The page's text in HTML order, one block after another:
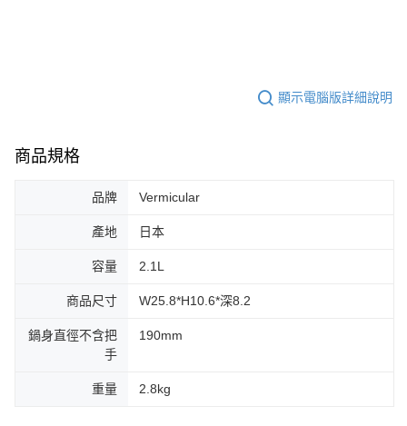
顯示電腦版詳細說明
商品規格
品牌 Vermicular
產地 日本
容量 2.1L
商品尺寸 W25.8*H10.6*深8.2
鍋身直徑不含把
手
190mm
重量 2.8kg